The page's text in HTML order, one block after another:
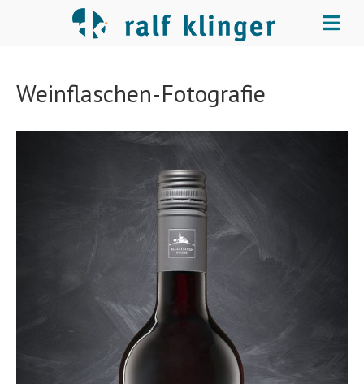
Weinflaschen-Fotografie